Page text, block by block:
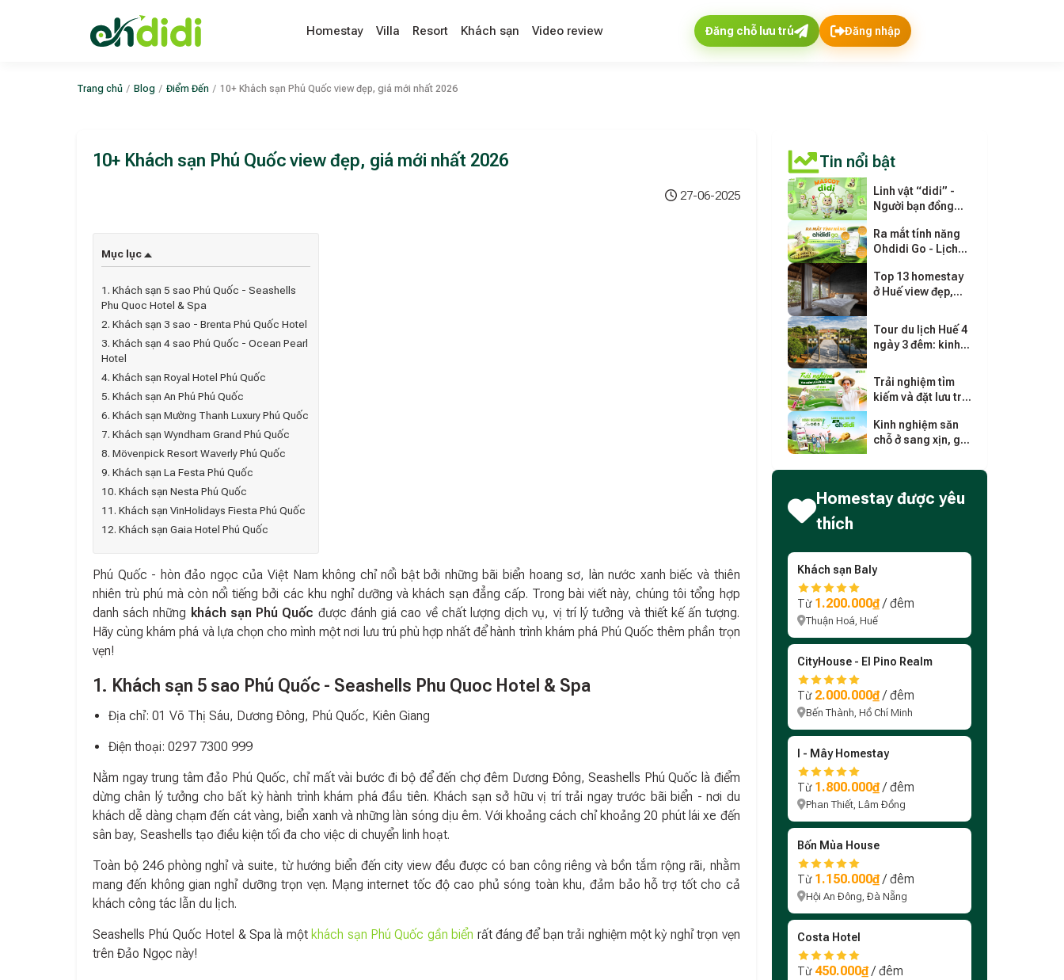
Homestay Villa Resort Khách sạn Video review Đăng chỗ lưu trú Đăng nhập
Trang chủ / Blog / Điểm Đến / 10+ Khách sạn Phú Quốc view đẹp, giá mới nhất 2026
10+ Khách sạn Phú Quốc view đẹp, giá mới nhất 2026
27-06-2025
Mục lục
1. Khách sạn 5 sao Phú Quốc - Seashells
Phu Quoc Hotel & Spa
2. Khách sạn 3 sao - Brenta Phú Quốc Hotel
3. Khách sạn 4 sao Phú Quốc - Ocean Pearl
Hotel
4. Khách sạn Royal Hotel Phú Quốc
5. Khách sạn An Phú Phú Quốc
6. Khách sạn Mường Thanh Luxury Phú Quốc
7. Khách sạn Wyndham Grand Phú Quốc
8. Mövenpick Resort Waverly Phú Quốc
9. Khách sạn La Festa Phú Quốc
10. Khách sạn Nesta Phú Quốc
11. Khách sạn VinHolidays Fiesta Phú Quốc
12. Khách sạn Gaia Hotel Phú Quốc
Phú Quốc - hòn đảo ngọc của Việt Nam không chỉ nổi bật bởi những bãi biển hoang sơ, làn nước xanh biếc và thiên
nhiên trù phú mà còn nổi tiếng bởi các khu nghỉ dưỡng và khách sạn đẳng cấp. Trong bài viết này, chúng tôi tổng hợp
danh sách những khách sạn Phú Quốc được đánh giá cao về chất lượng dịch vụ, vị trí lý tưởng và thiết kế ấn tượng.
Hãy cùng khám phá và lựa chọn cho mình một nơi lưu trú phù hợp nhất để hành trình khám phá Phú Quốc thêm phần trọn
vẹn!
1. Khách sạn 5 sao Phú Quốc - Seashells Phu Quoc Hotel & Spa
Địa chỉ: 01 Võ Thị Sáu, Dương Đông, Phú Quốc, Kiên Giang
Điện thoại: 0297 7300 999
Nằm ngay trung tâm đảo Phú Quốc, chỉ mất vài bước đi bộ để đến chợ đêm Dương Đông, Seashells Phú Quốc là điểm
dừng chân lý tưởng cho bất kỳ hành trình khám phá đầu tiên. Khách sạn sở hữu vị trí trải ngay trước bãi biển - nơi du
khách dễ dàng chạm đến cát vàng, biển xanh và những làn sóng dịu êm. Với khoảng cách chỉ khoảng 20 phút lái xe đến
sân bay, Seashells tạo điều kiện tối đa cho việc di chuyển linh hoạt.
Toàn bộ 246 phòng nghỉ và suite, từ hướng biển đến city view đều được có ban công riêng và bồn tắm rộng rãi, nhằm
mang đến không gian nghỉ dưỡng trọn vẹn. Mạng internet tốc độ cao phủ sóng toàn khu, đảm bảo hỗ trợ tốt cho cả
khách công tác lẫn du lịch.
Seashells Phú Quốc Hotel & Spa là một khách sạn Phú Quốc gần biển rất đáng để bạn trải nghiệm một kỳ nghỉ trọn vẹn
trên Đảo Ngọc này!
Tin nổi bật
Linh vật “didi” -
Người bạn đồng
ohdidi.vn
Ra mắt tính năng
Ohdidi Go - Lịch
cho mọi chuyến đi
Top 13 homestay
ở Huế view đẹp,
Tour du lịch Huế 4
ngày 3 đêm: kinh
chi tiết
Trải nghiệm tìm
kiếm và đặt lưu trú
mới
Kinh nghiệm săn
chỗ ở sang xịn, giá
Homestay được yêu
thích
Khách sạn Baly
Từ 1.200.000₫/ đêm
Thuận Hoá, Huế
CityHouse - El Pino Realm
Từ 2.000.000₫/ đêm
Bến Thành, Hồ Chí Minh
I - Mây Homestay
Từ 1.800.000₫/ đêm
Phan Thiết, Lâm Đồng
Bốn Mùa House
Từ 1.150.000₫/ đêm
Hội An Đông, Đà Nẵng
Costa Hotel
Từ 450.000₫/ đêm